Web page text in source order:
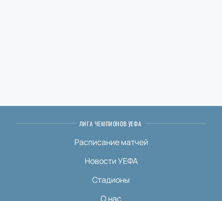
ЛИГА ЧЕМПИОНОВ УЕФА
Расписание матчей
Новости УЕФА
Стадионы
О нас